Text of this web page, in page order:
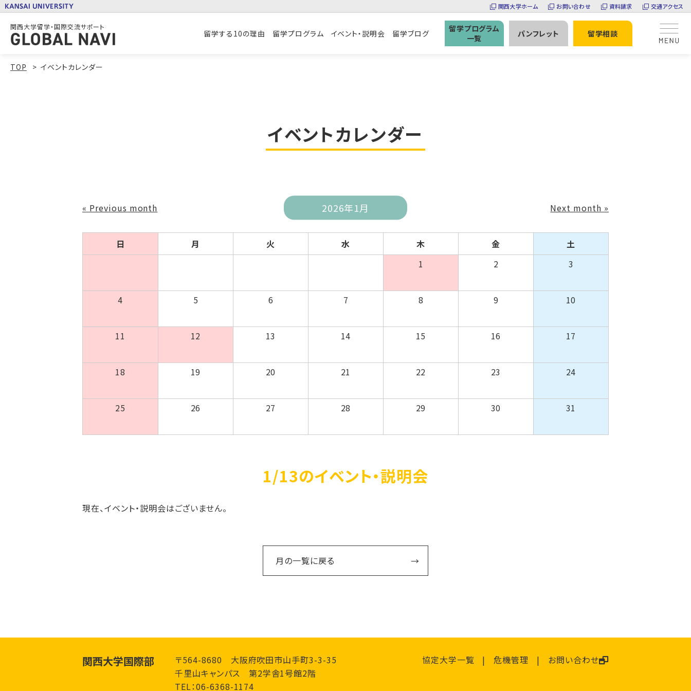
関西大学ホーム お問い合わせ 資料請求 交通アクセス
関西大学留学・国際交流サポート
留学する10の理由 留学プログラム イベント・説明会 留学ブログ
留学プログラム
一覧
パンフレット 留学相談
TOP イベントカレンダー
イベントカレンダー
2026年1月
« Previous month Next month »
日 月 火 水 木 金
土
1
2 3
4 5 6 7 8 9 10
11 12 13 14 15 16 17
18 19 20 21 22 23 24
25 26 27 28 29 30 31
1/13のイベント・説明会
現在、イベント・説明会はございません。
月の一覧に戻る
関西大学国際部
〒564-8680 大阪府吹田市山手町3-3-35
千里山キャンパス 第2学舎1号館2階
TEL：06-6368-1174
協定大学一覧 危機管理 お問い合わせ